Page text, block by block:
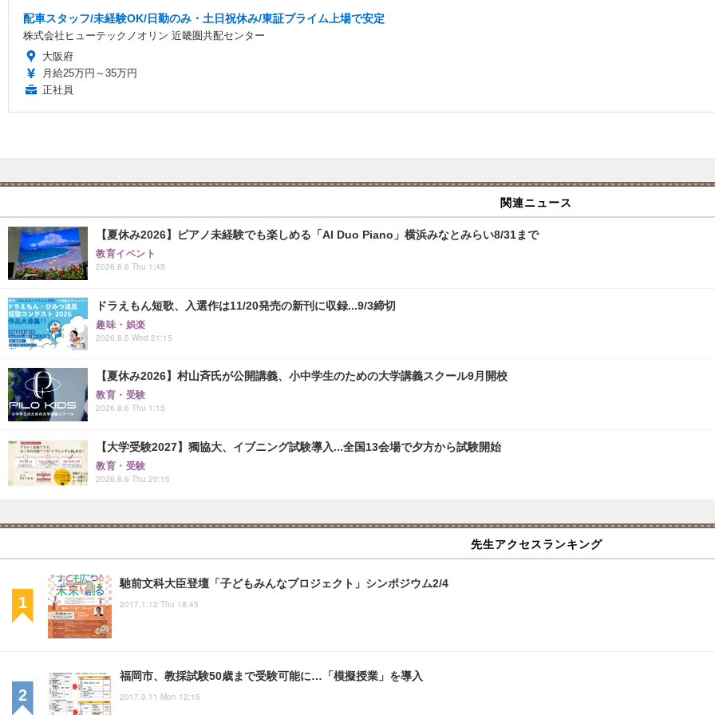
配車スタッフ/未経験OK/日勤のみ・土日祝休み/東証プライム上場で安定
株式会社ヒューテックノオリン 近畿圏共配センター
大阪府
月給25万円～35万円
正社員
関連ニュース
【夏休み2026】ピアノ未経験でも楽しめる「AI Duo Piano」横浜みなとみらい8/31まで
教育イベント
2026.8.6 Thu 1:45
ドラえもん短歌、入選作は11/20発売の新刊に収録...9/3締切
趣味・娯楽
2026.8.5 Wed 21:15
【夏休み2026】村山斉氏が公開講義、小中学生のための大学講義スクール9月開校
教育・受験
2026.8.6 Thu 1:15
【大学受験2027】獨協大、イブニング試験導入...全国13会場で夕方から試験開始
教育・受験
2026.8.6 Thu 20:15
先生アクセスランキング
馳前文科大臣登壇「子どもみんなプロジェクト」シンポジウム2/4
2017.1.12 Thu 18:45
福岡市、教採試験50歳まで受験可能に…「模擬授業」を導入
2017.9.11 Mon 12:15